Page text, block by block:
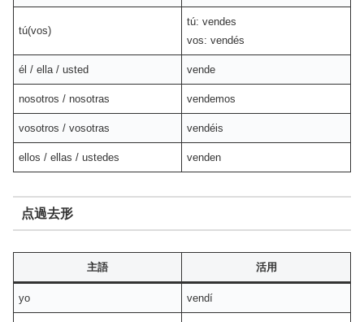
tú(vos)
tú: vendes
vos: vendés
él / ella / usted vende
nosotros / nosotras vendemos
vosotros / vosotras vendéis
ellos / ellas / ustedes venden
点過去形
主語 活用
yo vendí